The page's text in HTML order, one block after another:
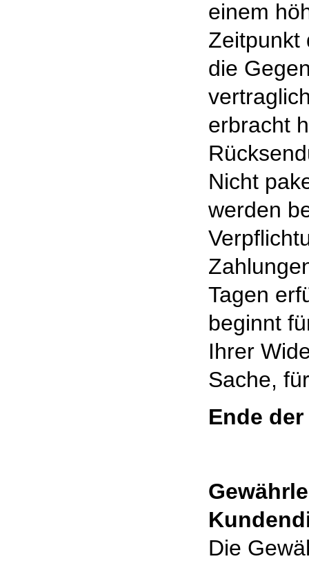
einem
Zeitpunkt
die
erbracht
Nicht
werden
Tagen
beginnt
Ihrer
Sache,
Ende
Die